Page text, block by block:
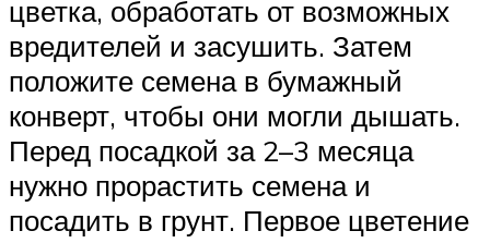
цветка, обработать от возможных
вредителей и засушить. Затем
положите семена в бумажный
конверт, чтобы они могли дышать.
Перед посадкой за 2–3 месяца
нужно прорастить семена и
посадить в грунт. Первое цветение